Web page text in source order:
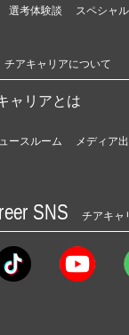
選考体験談 スペシャ
チアキャリアについて
ャリアとは
ースルーム メディア
SNS チアキャ